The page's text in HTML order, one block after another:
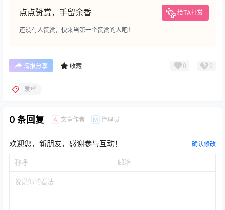
点点赞赏，手留余香 给TA打赏
还没有人赞赏，快来当第一个赞赏的人吧！
海报分享 收藏 0 0
爱丝
0 条回复 A 文章作者 M 管理员
欢迎您，新朋友，感谢参与互动！ 确认修改